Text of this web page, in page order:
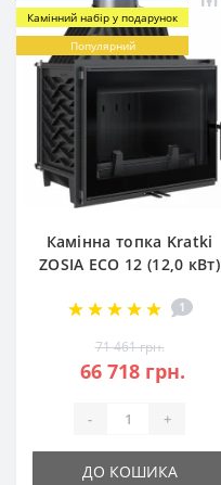
Камінний набір у подарунок
Популярний
Камінна топка Kratki
ZOSIA ECO 12 (12,0 кВт)
1
71 461 грн.
66 718 грн.
- +
ДО КОШИКА